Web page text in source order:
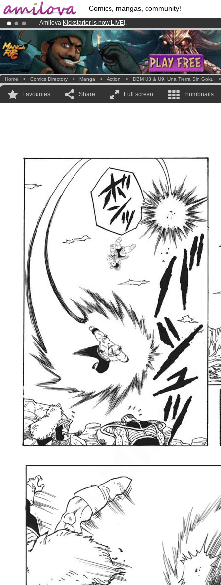
Comics, mangas, community!
Amilova Kickstarter is now LIVE!.
Premium membership from3.95 eurosper month !Get membership
Already 100000membersand 1000 comics & mangas!.
Home > Comics Directory > Manga > Action > DBM U3 & U9: Una Tierra Sin Goku
Favourites Share Full screen Thumbnails